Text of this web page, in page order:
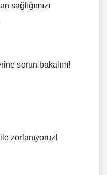
sağlığımızı
sorun bakalım!
zorlanıyoruz!